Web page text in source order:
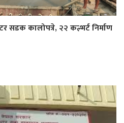
सडक कालोपत्रे, २२ कल्भर्ट निर्माण